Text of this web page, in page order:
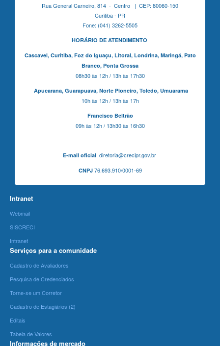
Rua General Carneiro, 814 - Centro | CEP: 80060-150
Curitiba - PR
Fone: (041) 3262-5505
HORÁRIO DE ATENDIMENTO
Cascavel, Curitiba,Foz do Iguaçu, Litoral, Londrina, Maringá, Pato
Branco, Ponta Grossa
08h30 às 12h / 13h às 17h30
Apucarana, Guarapuava, Norte Pioneiro, Toledo, Umuarama
10h às 12h / 13h às 17h
Francisco Beltrão
09h às 12h / 13h30 às 16h30
E-mail oficialdiretoria@crecipr.gov.br
CNPJ76.693.910/0001-69
Intranet
Webmail
SISCRECI
Intranet
Serviços para a comunidade
Cadastro de Avaliadores
Pesquisa de Credenciados
Torne-se um Corretor
Cadastro de Estagiários (2)
Editais
Tabela de Valores
Informações de mercado